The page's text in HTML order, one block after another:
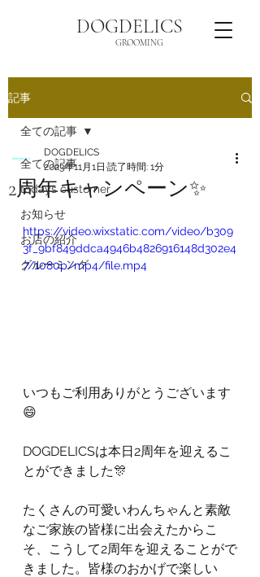
DOGDELICS
GROOMING
記事
全ての記事
todays customer
お知らせ
お店の紹介
グルーミング
全ての記事
2周年キャンペーン✨
DOGDELICS
2023年11月1日 読了時間: 1分
https://video.wixstatic.com/video/b309
3f_9bf849ddca4946b4826916148d302e4
7/1080p/mp4/file.mp4
いつもご利用ありがとうございます
😄
DOGDELICSは本日2周年を迎えるこ
とができました🎊
たくさんの可愛いわんちゃんと素敵
なご家族の皆様に出会えたからこ
そ、こうして2周年を迎えることがで
きました。皆様のおかげで楽しい